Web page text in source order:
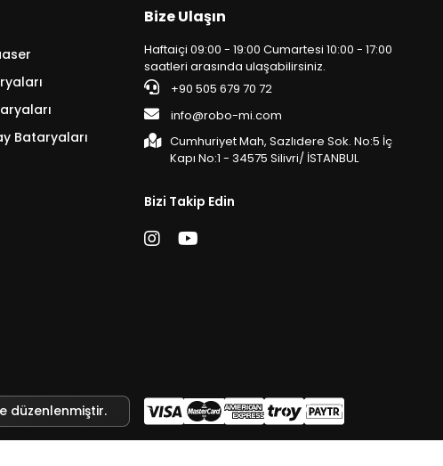
Bataryaları
Bize Ulaşın
Haftaiçi 09:00 - 19:00 Cumartesi 10:00 - 17:00
saatleri arasında ulaşabilirsiniz.
+90 505 679 70 72
info@robo-mi.com
Cumhuriyet Mah, Sazlıdere Sok. No:5 İç
Kapı No:1 - 34575 Silivri/ İSTANBUL
Bizi Takip Edin
düzenlenmiştir.